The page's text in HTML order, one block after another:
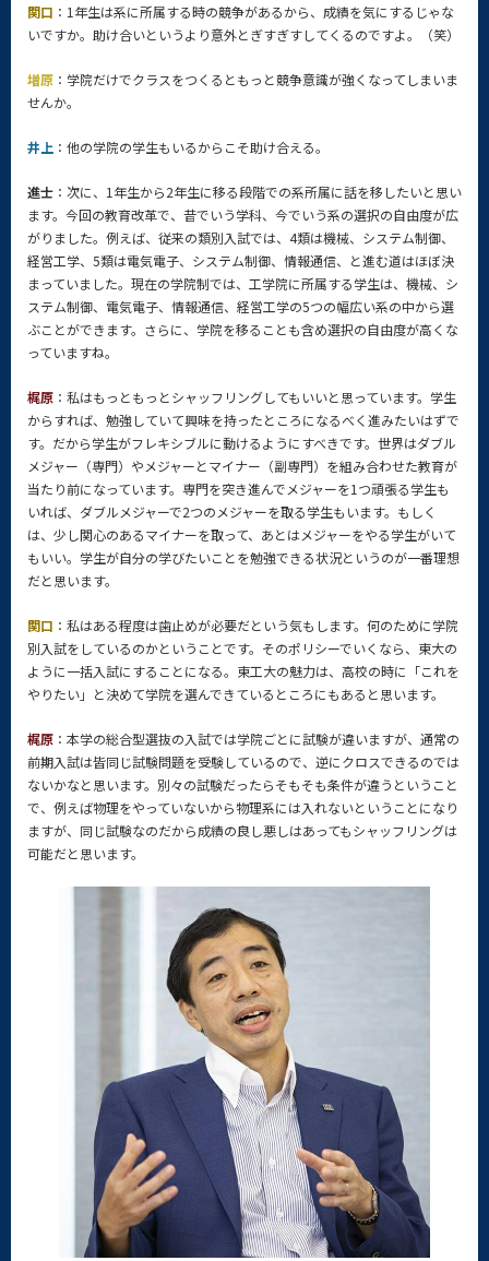
関口 ：1年生は系に所属する時の競争があるから、成績を気にするじゃな
いですか。助け合いというより意外とぎすぎすしてくるのですよ。（笑）
増原 ：学院だけでクラスをつくるともっと競争意識が強くなってしまいま
せんか。
井上 ：他の学院の学生もいるからこそ助け合える。
進士 ：次に、1年生から2年生に移る段階での系所属に話を移したいと思い
ます。今回の教育改革で、昔でいう学科、今でいう系の選択の自由度が広
がりました。例えば、従来の類別入試では、4類は機械、システム制御、
経営工学、5類は電気電子、システム制御、情報通信、と進む道はほぼ決
まっていました。現在の学院制では、工学院に所属する学生は、機械、シ
ステム制御、電気電子、情報通信、経営工学の5つの幅広い系の中から選
ぶことができます。さらに、学院を移ることも含め選択の自由度が高くな
っていますね。
梶原 ：私はもっともっとシャッフリングしてもいいと思っています。学生
からすれば、勉強していて興味を持ったところになるべく進みたいはずで
す。だから学生がフレキシブルに動けるようにすべきです。世界はダブル
メジャー（専門）やメジャーとマイナー（副専門）を組み合わせた教育が
当たり前になっています。専門を突き進んでメジャーを1つ頑張る学生も
いれば、ダブルメジャーで2つのメジャーを取る学生もいます。もしく
は、少し関心のあるマイナーを取って、あとはメジャーをやる学生がいて
もいい。学生が自分の学びたいことを勉強できる状況というのが一番理想
だと思います。
関口 ：私はある程度は歯止めが必要だという気もします。何のために学院
別入試をしているのかということです。そのポリシーでいくなら、東大の
ように一括入試にすることになる。東工大の魅力は、高校の時に「これを
やりたい」と決めて学院を選んできているところにもあると思います。
梶原 ：本学の総合型選抜の入試では学院ごとに試験が違いますが、通常の
前期入試は皆同じ試験問題を受験しているので、逆にクロスできるのでは
ないかなと思います。別々の試験だったらそもそも条件が違うということ
で、例えば物理をやっていないから物理系には入れないということになり
ますが、同じ試験なのだから成績の良し悪しはあってもシャッフリングは
可能だと思います。